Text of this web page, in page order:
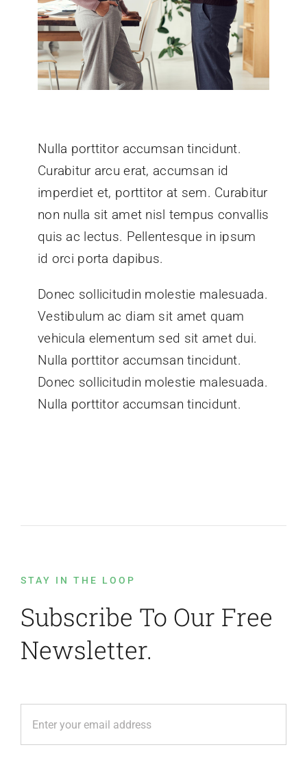
Nulla porttitor accumsan tincidunt.
Curabitur arcu erat, accumsan id
imperdiet et, porttitor at sem. Curabitur
non nulla sit amet nisl tempus convallis
quis ac lectus. Pellentesque in ipsum
id orci porta dapibus.
Donec sollicitudin molestie malesuada.
Vestibulum ac diam sit amet quam
vehicula elementum sed sit amet dui.
Nulla porttitor accumsan tincidunt.
Donec sollicitudin molestie malesuada.
Nulla porttitor accumsan tincidunt.
STAY IN THE LOOP
Subscribe To Our Free
Newsletter.